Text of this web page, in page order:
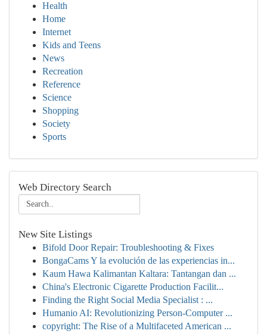
Health
Home
Internet
Kids and Teens
News
Recreation
Reference
Science
Shopping
Society
Sports
Web Directory Search
New Site Listings
Bifold Door Repair: Troubleshooting & Fixes
BongaCams Y la evolución de las experiencias in...
Kaum Hawa Kalimantan Kaltara: Tantangan dan ...
China's Electronic Cigarette Production Facilit...
Finding the Right Social Media Specialist : ...
Humanio AI: Revolutionizing Person-Computer ...
copyright: The Rise of a Multifaceted American ...